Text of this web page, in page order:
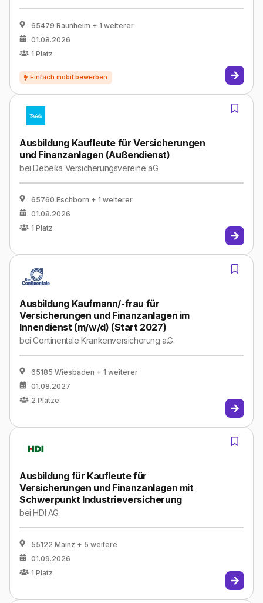
65479 Raunheim + 1 weiterer
01.08.2026
1 Platz
Ausbildung Kaufleute für Versicherungen
und Finanzanlagen (Außendienst)
beiDebeka Versicherungsvereine aG
65760 Eschborn + 1 weiterer
01.08.2026
1 Platz
Ausbildung Kaufmann/-frau für
Versicherungen und Finanzanlagen im
Innendienst (m/w/d) (Start 2027)
beiContinentale Krankenversicherung a.G.
65185 Wiesbaden + 1 weiterer
01.08.2027
2 Plätze
Ausbildung für Kaufleute für
Versicherungen und Finanzanlagen mit
Schwerpunkt Industrieversicherung
beiHDI AG
55122 Mainz + 5 weitere
01.09.2026
1 Platz